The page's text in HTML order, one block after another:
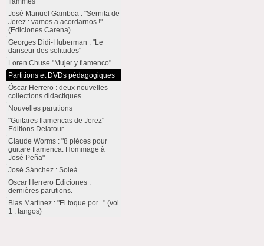
José Manuel Gamboa : "Sernita de
Jerez : vamos a acordarnos !"
(Ediciones Carena)
Georges Didi-Huberman : "Le
danseur des solitudes"
Loren Chuse "Mujer y flamenco"
Partitions et DVDs pédagogiques
Óscar Herrero : deux nouvelles
collections didactiques
Nouvelles parutions
"Guitares flamencas de Jerez" -
Editions Delatour
Claude Worms : "8 pièces pour
guitare flamenca. Hommage à
José Peña"
José Sánchez : Soleá
Oscar Herrero Ediciones :
dernières parutions.
Blas Martínez : "El toque por..." (vol.
1 : tangos)